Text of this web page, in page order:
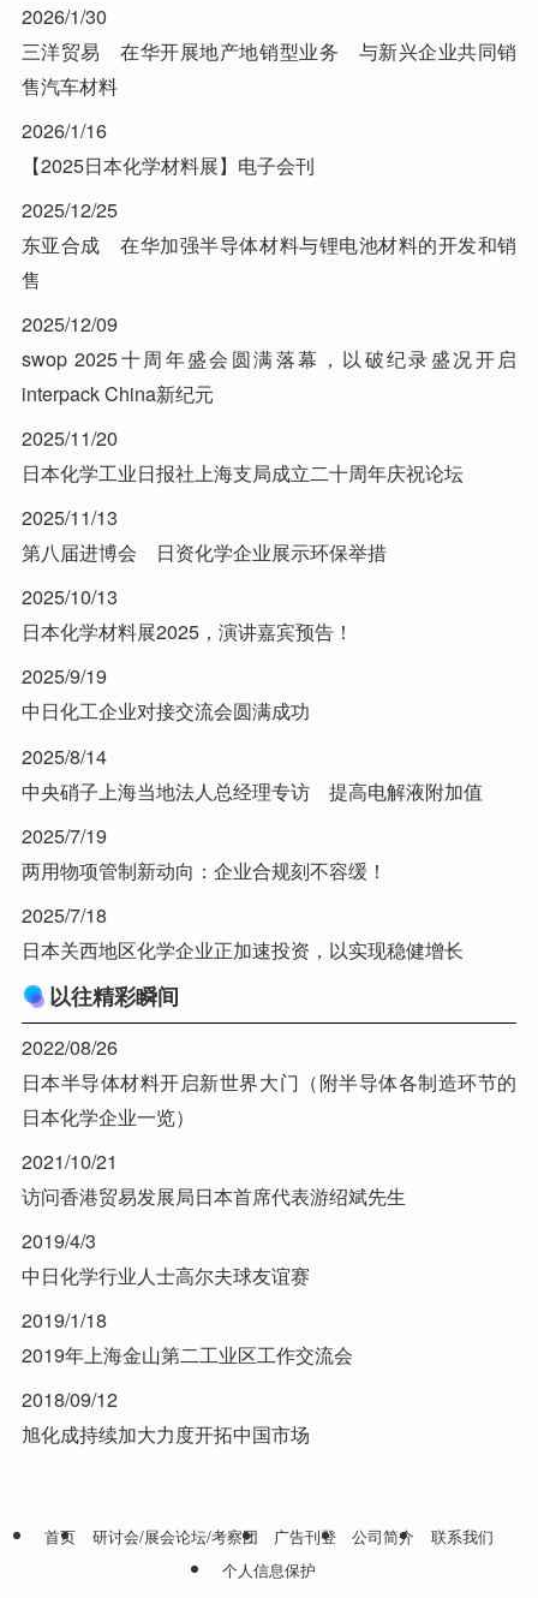
2026/1/30
三洋贸易 在华开展地产地销型业务 与新兴企业共同销
售汽车材料
2026/1/16
【2025日本化学材料展】电子会刊
2025/12/25
东亚合成 在华加强半导体材料与锂电池材料的开发和销
售
2025/12/09
swop 2025十周年盛会圆满落幕，以破纪录盛况开启
interpack China新纪元
2025/11/20
日本化学工业日报社上海支局成立二十周年庆祝论坛
2025/11/13
第八届进博会 日资化学企业展示环保举措
2025/10/13
日本化学材料展2025，演讲嘉宾预告！
2025/9/19
中日化工企业对接交流会圆满成功
2025/8/14
中央硝子上海当地法人总经理专访 提高电解液附加值
2025/7/19
两用物项管制新动向：企业合规刻不容缓！
2025/7/18
日本关西地区化学企业正加速投资，以实现稳健增长
以往精彩瞬间
2022/08/26
日本半导体材料开启新世界大门（附半导体各制造环节的
日本化学企业一览）
2021/10/21
访问香港贸易发展局日本首席代表游绍斌先生
2019/4/3
中日化学行业人士高尔夫球友谊赛
2019/1/18
2019年上海金山第二工业区工作交流会
2018/09/12
旭化成持续加大力度开拓中国市场
首页 研讨会/展会论坛/考察团 广告刊登 公司简介
联系我们
个人信息保护